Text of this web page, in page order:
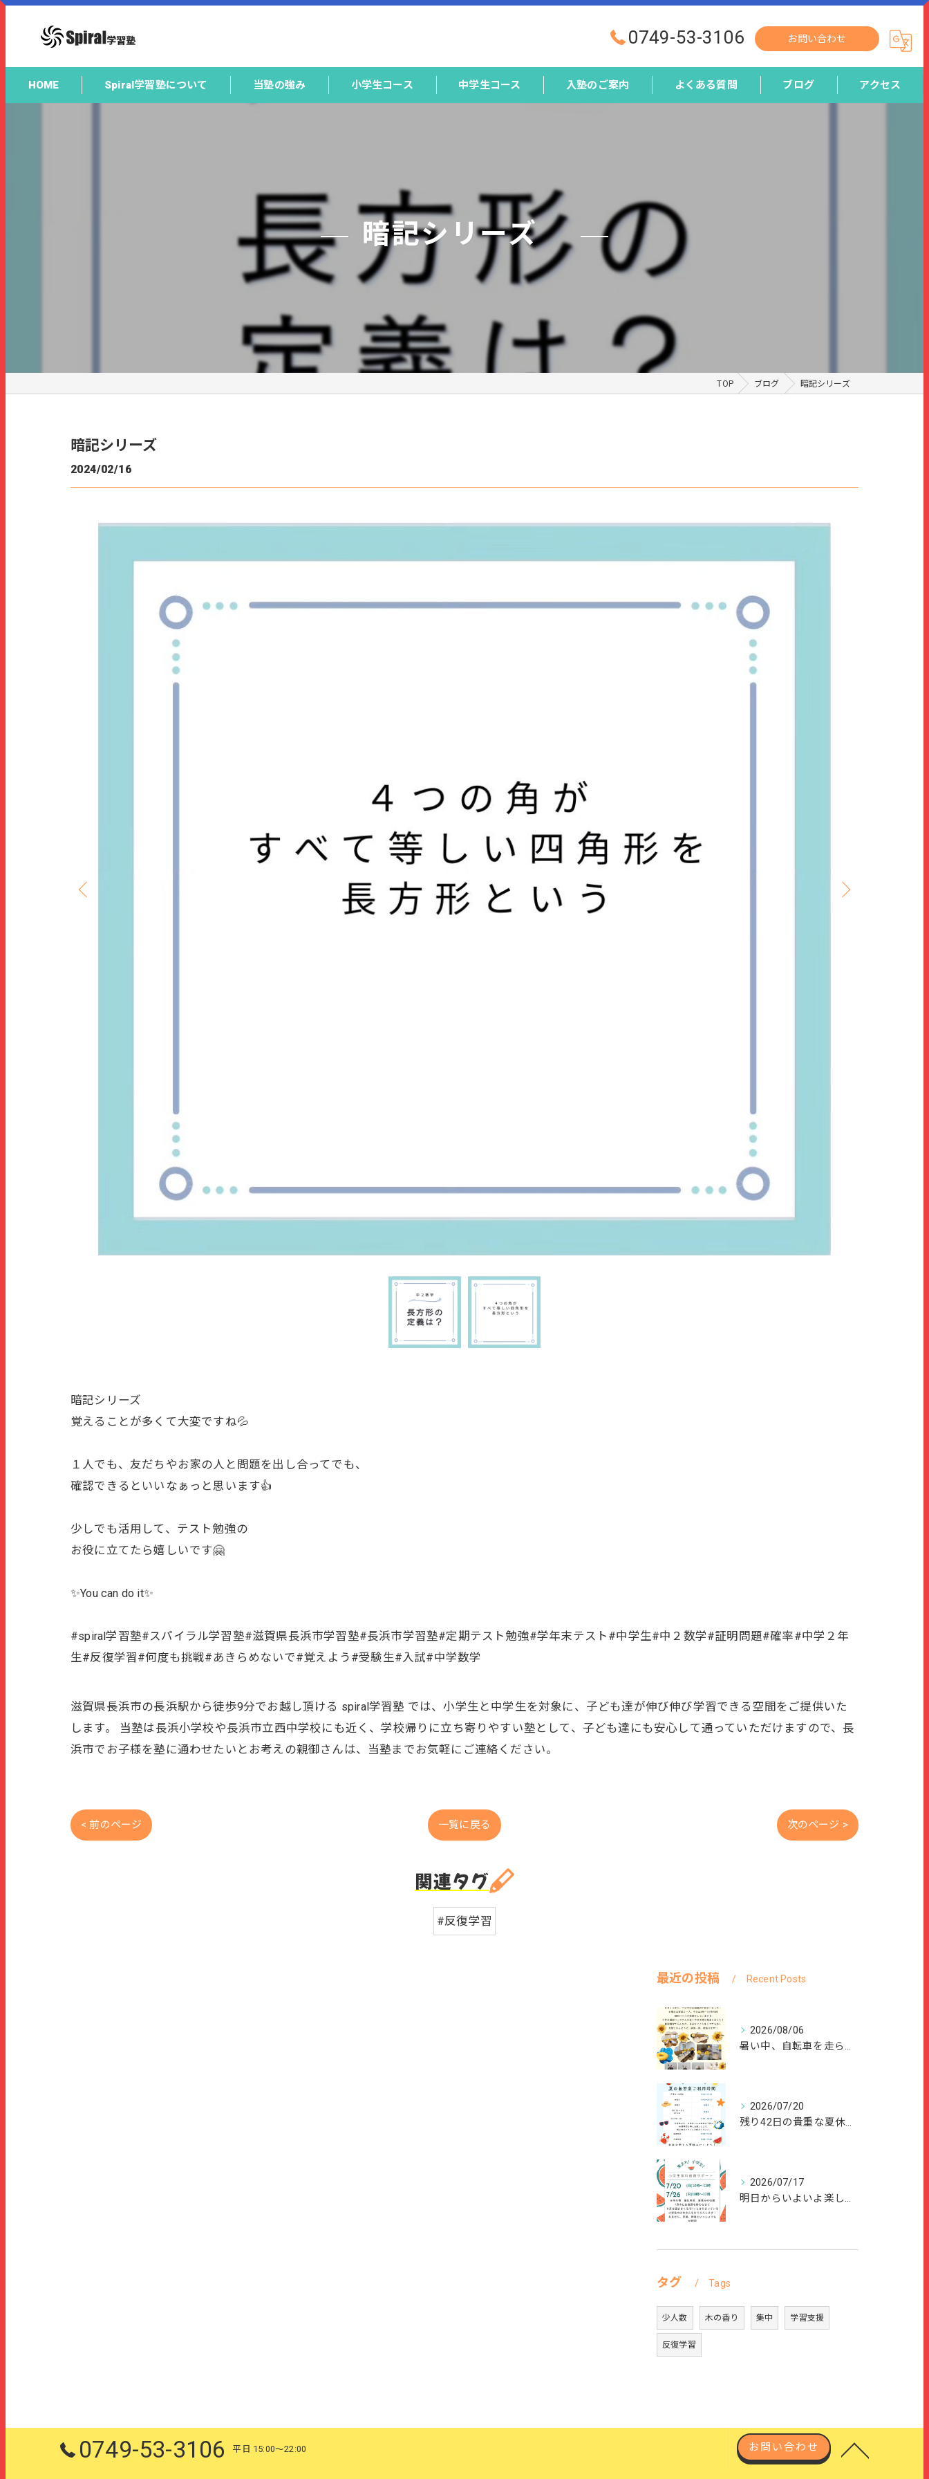
0749-53-3106 お問い合わせ
HOME Spiral学習塾について 当塾の強み 小学生コース 中学生コース 入塾のご案内 よくある質問 ブログ アクセス
暗記シリーズ
TOP ブログ 暗記シリーズ
暗記シリーズ
2024/02/16
暗記シリーズ
覚えることが多くて大変ですね💦
１人でも、友だちやお家の人と問題を出し合ってでも、
確認できるといいなぁっと思います👍
少しでも活用して、テスト勉強の
お役に立てたら嬉しいです🤗
✨You can do it✨
#spiral学習塾#スパイラル学習塾#滋賀県長浜市学習塾#長浜市学習塾#定期テスト勉強#学年末テスト#中学生#中２数学#証明問題#確率#中学２年
生#反復学習#何度も挑戦#あきらめないで#覚えよう#受験生#入試#中学数学
滋賀県長浜市の長浜駅から徒歩9分でお越し頂ける spiral学習塾 では、小学生と中学生を対象に、子ども達が伸び伸び学習できる空間をご提供いた
します。 当塾は長浜小学校や長浜市立西中学校にも近く、学校帰りに立ち寄りやすい塾として、子ども達にも安心して通っていただけますので、長
浜市でお子様を塾に通わせたいとお考えの親御さんは、当塾までお気軽にご連絡ください。
< 前のページ 一覧に戻る 次のページ >
関連タグ
#反復学習
最近の投稿 Recent Posts
2026/08/06
暑い中、自転車を走らせて、または、ご家族のご協力のもと、夏休...
2026/07/20
残り42日の貴重な夏休みを、
2026/07/17
明日からいよいよ楽しい夏休みが始まりますね🌻
タグ Tags
少人数 木の香り 集中 学習支援
反復学習
0749-53-3106 平日 15:00～22:00 お問い合わせ